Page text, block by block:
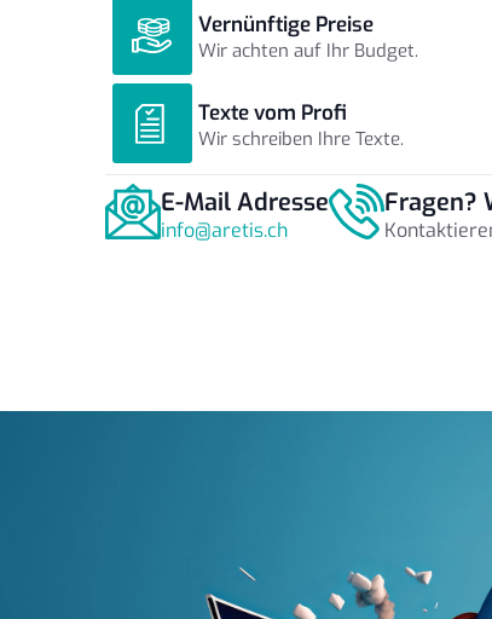
Vernünftige Preise
Wir achten auf Ihr Budget.
Texte vom Profi
Wir schreiben Ihre Texte.
E-Mail Adresse
info@aretis.ch
Fragen?